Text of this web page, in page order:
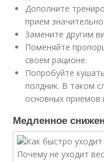
Дополните
прием
Замените другим
Поменяйте
своем рационе.
Попробуйте
полдник. В таком
основных приемов
Медленное